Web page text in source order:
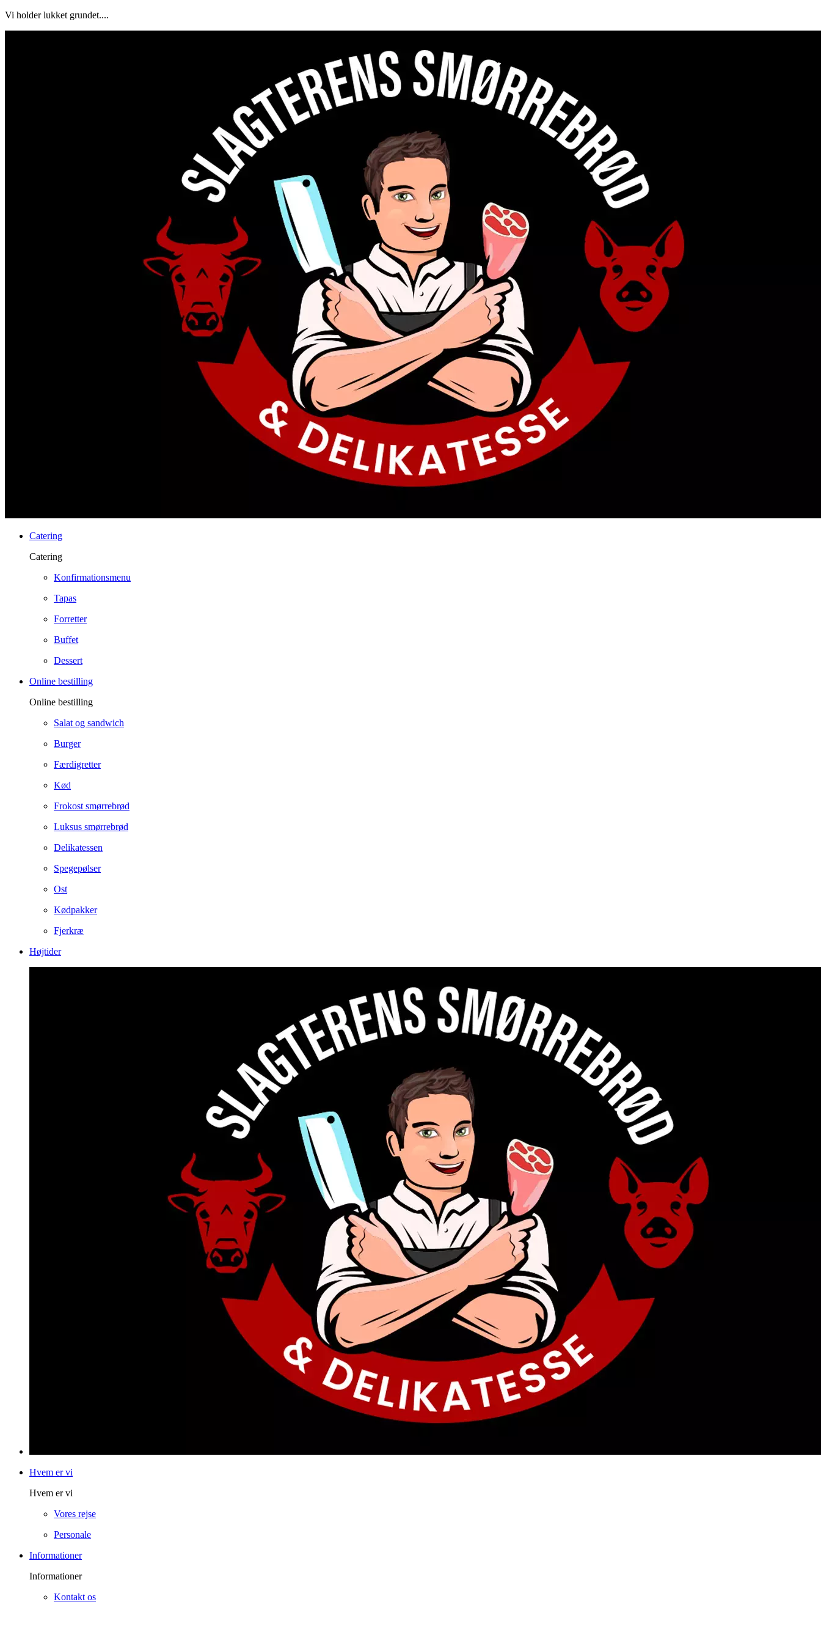
Vi holder lukket grundet....
Catering
Catering
Konfirmationsmenu
Tapas
Forretter
Buffet
Dessert
Online bestilling
Online bestilling
Salat og sandwich
Burger
Færdigretter
Kød
Frokost smørrebrød
Luksus smørrebrød
Delikatessen
Spegepølser
Ost
Kødpakker
Fjerkræ
Højtider
Hvem er vi
Hvem er vi
Vores rejse
Personale
Informationer
Informationer
Kontakt os